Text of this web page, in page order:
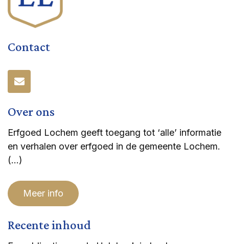
Contact
Over ons
Erfgoed Lochem geeft toegang tot ‘alle’ informatie
en verhalen over erfgoed in de gemeente Lochem.
(…)
Meer info
Recente inhoud